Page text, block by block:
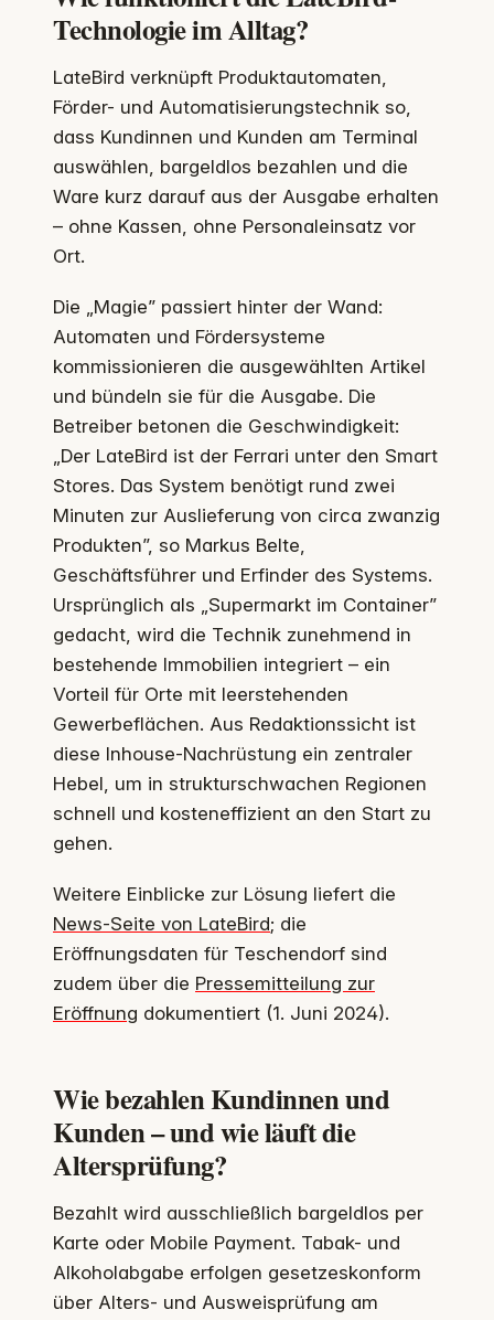
Technologie im Alltag?
LateBird verknüpft Produktautomaten,
Förder- und Automatisierungstechnik so,
dass Kundinnen und Kunden am Terminal
auswählen, bargeldlos bezahlen und die
Ware kurz darauf aus der Ausgabe erhalten
– ohne Kassen, ohne Personaleinsatz vor
Ort.
Die „Magie” passiert hinter der Wand:
Automaten und Fördersysteme
kommissionieren die ausgewählten Artikel
und bündeln sie für die Ausgabe. Die
Betreiber betonen die Geschwindigkeit:
„Der LateBird ist der Ferrari unter den Smart
Stores. Das System benötigt rund zwei
Minuten zur Auslieferung von circa zwanzig
Produkten”, so Markus Belte,
Geschäftsführer und Erfinder des Systems.
Ursprünglich als „Supermarkt im Container”
gedacht, wird die Technik zunehmend in
bestehende Immobilien integriert – ein
Vorteil für Orte mit leerstehenden
Gewerbeflächen. Aus Redaktionssicht ist
diese Inhouse-Nachrüstung ein zentraler
Hebel, um in strukturschwachen Regionen
schnell und kosteneffizient an den Start zu
gehen.
Weitere Einblicke zur Lösung liefert die
News-Seite von LateBird; die
Eröffnungsdaten für Teschendorf sind
zudem über die Pressemitteilung zur
Eröffnung dokumentiert (1. Juni 2024).
Wie bezahlen Kundinnen und
Kunden – und wie läuft die
Altersprüfung?
Bezahlt wird ausschließlich bargeldlos per
Karte oder Mobile Payment. Tabak- und
Alkoholabgabe erfolgen gesetzeskonform
über Alters- und Ausweisprüfung am